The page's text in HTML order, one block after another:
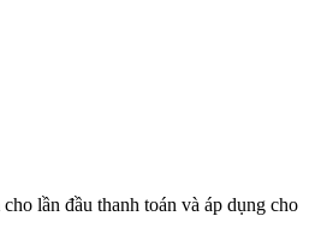
lần đầu thanh toán và áp dụng cho